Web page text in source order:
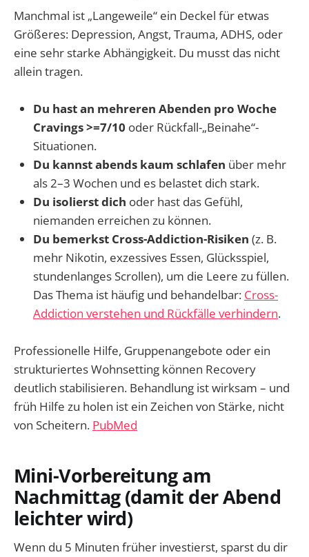
Manchmal ist „Langeweile“ ein Deckel für etwas
Größeres: Depression, Angst, Trauma, ADHS, oder
eine sehr starke Abhängigkeit. Du musst das nicht
allein tragen.
Du hast an mehreren Abenden pro Woche
Cravings >=7/10 oder Rückfall-„Beinahe“-
Situationen.
Du kannst abends kaum schlafen über mehr
als 2–3 Wochen und es belastet dich stark.
Du isolierst dich oder hast das Gefühl,
niemanden erreichen zu können.
Du bemerkst Cross-Addiction-Risiken (z. B.
mehr Nikotin, exzessives Essen, Glücksspiel,
stundenlanges Scrollen), um die Leere zu füllen.
Das Thema ist häufig und behandelbar: Cross-
Addiction verstehen und Rückfälle verhindern.
Professionelle Hilfe, Gruppenangebote oder ein
strukturiertes Wohnsetting können Recovery
deutlich stabilisieren. Behandlung ist wirksam – und
früh Hilfe zu holen ist ein Zeichen von Stärke, nicht
von Scheitern. PubMed
Mini-Vorbereitung am
Nachmittag (damit der Abend
leichter wird)
Wenn du 5 Minuten früher investierst, sparst du dir